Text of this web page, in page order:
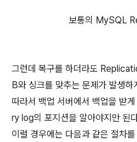
보통의 MySQL
그런데 복구를 하더라도
B와 싱크를 맞추는 문제가 발생하
따라서 백업 서버에서 백업을 받
ry log의 포지션을 알아야지만 된
이럴 경우에는 다음과 같은 절차